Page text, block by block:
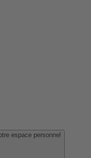
espace personnel